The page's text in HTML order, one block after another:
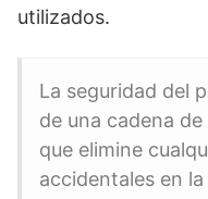
utilizados.
La seguridad del
de una cadena
que elimine
accidentales en